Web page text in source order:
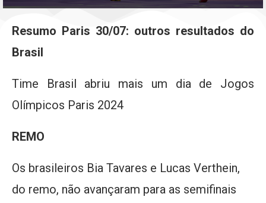
Resumo Paris 30/07: outros resultados do
Brasil
Time Brasil abriu mais um dia de Jogos
Olímpicos Paris 2024
REMO
Os brasileiros Bia Tavares e Lucas Verthein,
do remo, não avançaram para as semifinais